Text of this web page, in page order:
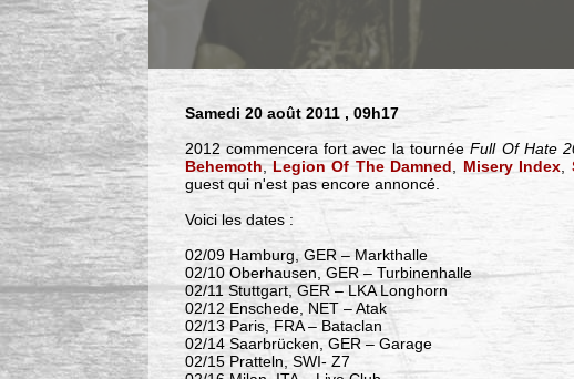
Samedi 20 août 2011 , 09h17
2012 commencera fort avec la tournéeFull Of Hate
Behemoth,Legion Of The Damned, Misery Index,
guest qui n'est pas encore annoncé.
Voici les dates :
02/09 Hamburg, GER – Markthalle
02/10 Oberhausen, GER – Turbinenhalle
02/11 Stuttgart, GER – LKA Longhorn
02/12 Enschede, NET – Atak
02/13 Paris, FRA – Bataclan
02/14 Saarbrücken, GER – Garage
02/15 Pratteln, SWI- Z7